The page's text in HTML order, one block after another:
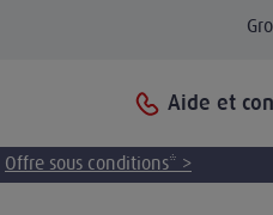
Aide et
Offre sous conditions* >